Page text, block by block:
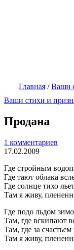
Главная /Ваши
Ваши стихи и
Продана
1 комментариев
17.02.2009
Где стройным
Где тают облака
Где солнце тихо
Там я живу,
Где подо льдом
Там, где вскипают
Там, где за
Там я живу,